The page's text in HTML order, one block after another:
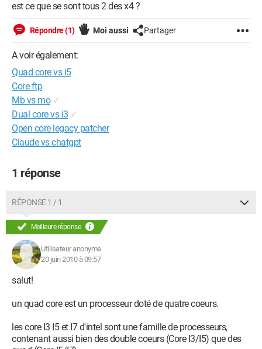
est ce que se sont tous 2 des x4 ?
Répondre (1) Moi aussi Partager
A voir également:
Quad core vs i5
Core ftp
Mb vs mo ✓
Dual core vs i3 ✓
Open core legacy patcher
Claude vs chatgpt
1 réponse
RÉPONSE 1 / 1
Meilleure réponse
Utilisateur anonyme
20 juin 2010 à 09:57
salut!
un quad core est un processeur doté de quatre coeurs.
les core I3 I5 et I7 d'intel sont une famille de processeurs,
contenant aussi bien des double coeurs (Core I3/I5) que des